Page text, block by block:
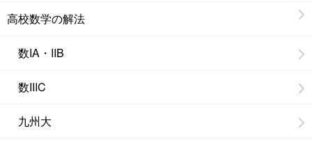
高校数学の解法
数IA・IIB
数IIIC
九州大